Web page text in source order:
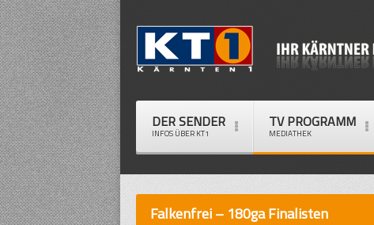
DER SENDER
INFOS ÜBER KT1
TV PROGRAMM
MEDIATHEK
Falkenfrei – 180ga Finalisten